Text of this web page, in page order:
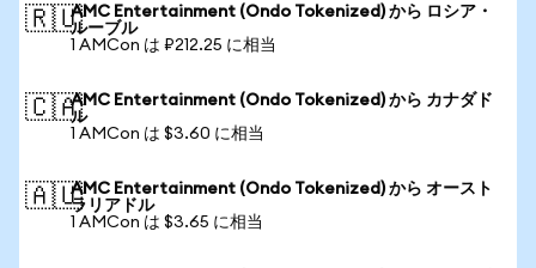
🇷🇺AMC Entertainment (Ondo Tokenized) から ロシア・
ルーブル
1 AMCon は ₽212.25 に相当
🇨🇦AMC Entertainment (Ondo Tokenized) から カナダド
ル
1 AMCon は $3.60 に相当
🇦🇺AMC Entertainment (Ondo Tokenized) から オースト
ラリアドル
1 AMCon は $3.65 に相当